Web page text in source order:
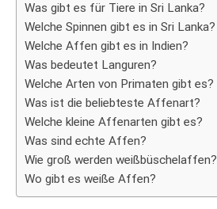
Was gibt es für Tiere in Sri Lanka?
Welche Spinnen gibt es in Sri Lanka?
Welche Affen gibt es in Indien?
Was bedeutet Languren?
Welche Arten von Primaten gibt es?
Was ist die beliebteste Affenart?
Welche kleine Affenarten gibt es?
Was sind echte Affen?
Wie groß werden weißbüschelaffen?
Wo gibt es weiße Affen?